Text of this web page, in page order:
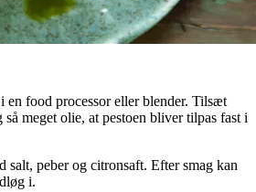
en food processor eller blender. Tilsæt
meget olie, at pestoen bliver tilpas fast i
salt, peber og citronsaft. Efter smag kan
i.